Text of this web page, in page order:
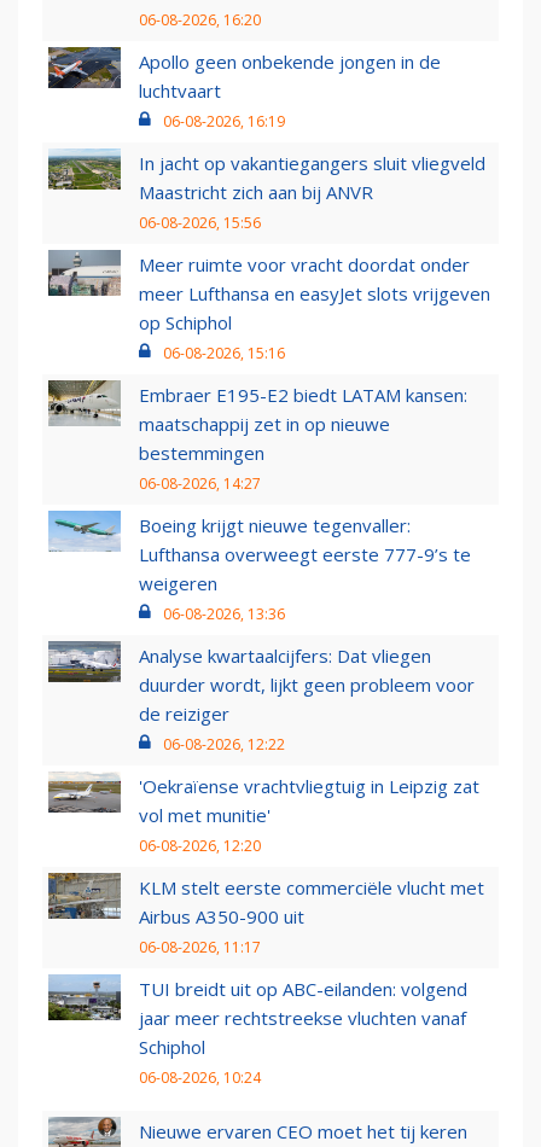
06-08-2026, 16:20
Apollo geen onbekende jongen in de
luchtvaart
06-08-2026, 16:19
In jacht op vakantiegangers sluit vliegveld
Maastricht zich aan bij ANVR
06-08-2026, 15:56
Meer ruimte voor vracht doordat onder
meer Lufthansa en easyJet slots vrijgeven
op Schiphol
06-08-2026, 15:16
Embraer E195-E2 biedt LATAM kansen:
maatschappij zet in op nieuwe
bestemmingen
06-08-2026, 14:27
Boeing krijgt nieuwe tegenvaller:
Lufthansa overweegt eerste 777-9’s te
weigeren
06-08-2026, 13:36
Analyse kwartaalcijfers: Dat vliegen
duurder wordt, lijkt geen probleem voor
de reiziger
06-08-2026, 12:22
'Oekraïense vrachtvliegtuig in Leipzig zat
vol met munitie'
06-08-2026, 12:20
KLM stelt eerste commerciële vlucht met
Airbus A350-900 uit
06-08-2026, 11:17
TUI breidt uit op ABC-eilanden: volgend
jaar meer rechtstreekse vluchten vanaf
Schiphol
06-08-2026, 10:24
Nieuwe ervaren CEO moet het tij keren